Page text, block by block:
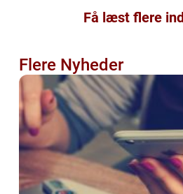
Få læst flere
Flere Nyheder